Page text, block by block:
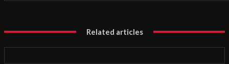
Related articles